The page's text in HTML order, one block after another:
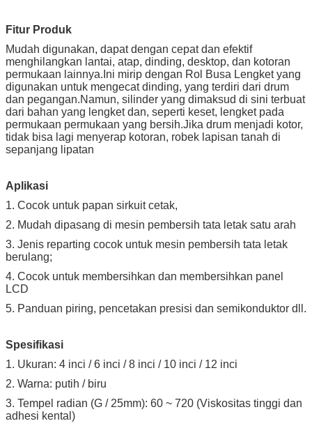
Fitur Produk
Mudah digunakan, dapat dengan cepat dan efektif
menghilangkan lantai, atap, dinding, desktop, dan kotoran
permukaan lainnya.Ini mirip dengan Rol Busa Lengket yang
digunakan untuk mengecat dinding, yang terdiri dari drum
dan pegangan.Namun, silinder yang dimaksud di sini terbuat
dari bahan yang lengket dan, seperti keset, lengket pada
permukaan permukaan yang bersih.Jika drum menjadi kotor,
tidak bisa lagi menyerap kotoran, robek lapisan tanah di
sepanjang lipatan
Aplikasi
1. Cocok untuk papan sirkuit cetak,
2. Mudah dipasang di mesin pembersih tata letak satu arah
3. Jenis reparting cocok untuk mesin pembersih tata letak
berulang;
4. Cocok untuk membersihkan dan membersihkan panel
LCD
5. Panduan piring, pencetakan presisi dan semikonduktor dll.
Spesifikasi
1. Ukuran: 4 inci / 6 inci / 8 inci / 10 inci / 12 inci
2. Warna: putih / biru
3. Tempel radian (G / 25mm): 60 ~ 720 (Viskositas tinggi dan
adhesi kental)